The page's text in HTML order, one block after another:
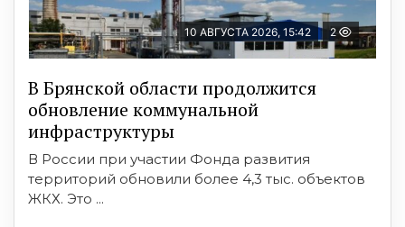
10 АВГУСТА 2026, 15:42 2
В Брянской области продолжится
обновление коммунальной
инфраструктуры
В России при участии Фонда развития
территорий обновили более 4,3 тыс. объектов
ЖКХ. Это ...